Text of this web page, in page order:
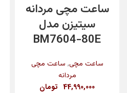
ساعت مچی مردانه
سیتیزن مدل
BM7604-80E
ساعت مچی, ساعت مچی
مردانه
44,990,000 تومان